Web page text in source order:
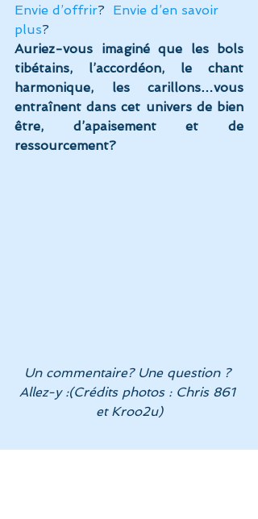
Envie d’offrir? Envie d’en savoir
plus?
Auriez-vous imaginé que les bols
tibétains, l’accordéon, le chant
harmonique, les carillons…vous
entraînent dans cet univers de bien
être, d’apaisement et de
ressourcement?
Un commentaire? Une question ?
Allez-y :(Crédits photos : Chris 861
et Kroo2u)